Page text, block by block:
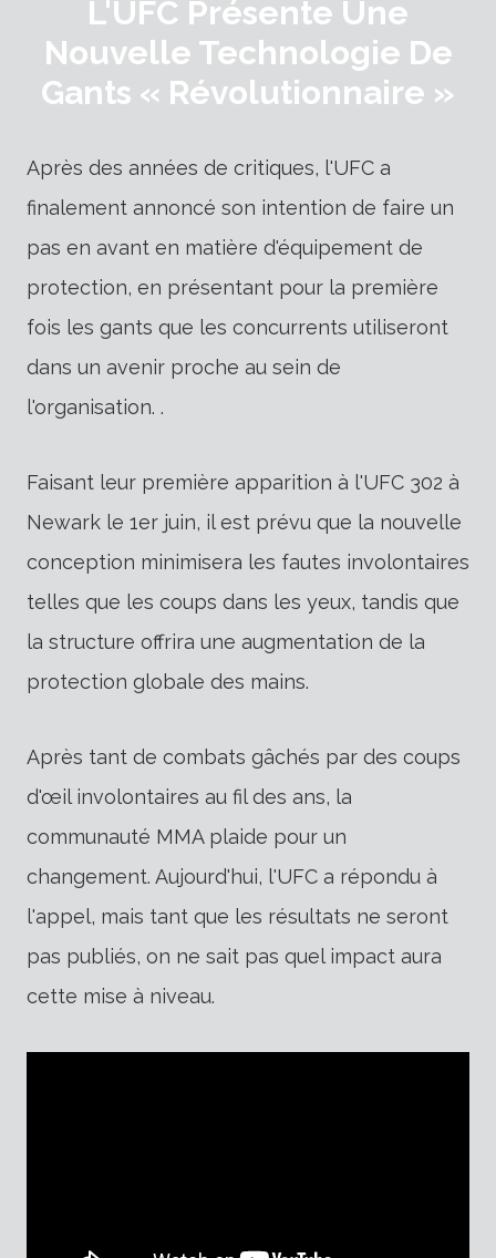
L'UFC Présente Une
Nouvelle Technologie De
Gants « Révolutionnaire »
Après des années de critiques, l'UFC a
finalement annoncé son intention de faire un
pas en avant en matière d'équipement de
protection, en présentant pour la première
fois les gants que les concurrents utiliseront
dans un avenir proche au sein de
l'organisation. .
Faisant leur première apparition à l'UFC 302 à
Newark le 1er juin, il est prévu que la nouvelle
conception minimisera les fautes involontaires
telles que les coups dans les yeux, tandis que
la structure offrira une augmentation de la
protection globale des mains.
Après tant de combats gâchés par des coups
d'œil involontaires au fil des ans, la
communauté MMA plaide pour un
changement. Aujourd'hui, l'UFC a répondu à
l'appel, mais tant que les résultats ne seront
pas publiés, on ne sait pas quel impact aura
cette mise à niveau.